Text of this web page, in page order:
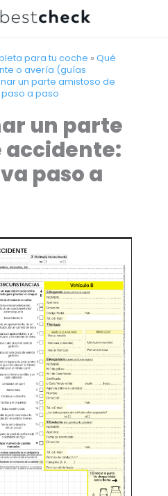
para tu coche » Qué
o avería (guías
un parte amistoso de
a paso
un parte
accidente:
paso a